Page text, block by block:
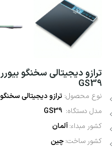
GS39
نوع محصول: ترازو دیجیتالی سخنگو BEURER
مدل دستگاه: GS39
کشور مبداء:آلمان
کشور ساخت:چین